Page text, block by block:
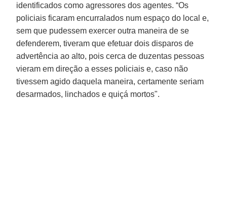
identificados como agressores dos agentes. “Os
policiais ficaram encurralados num espaço do local e,
sem que pudessem exercer outra maneira de se
defenderem, tiveram que efetuar dois disparos de
advertência ao alto, pois cerca de duzentas pessoas
vieram em direção a esses policiais e, caso não
tivessem agido daquela maneira, certamente seriam
desarmados, linchados e quiçá mortos".